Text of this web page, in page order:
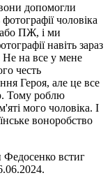
допомогли
чоловіка
або ПЖ, і ми
навіть зараз
на все у мене
честь
Героя, але це все
Тому роблю
мого чоловіка. І
воноробство
встиг